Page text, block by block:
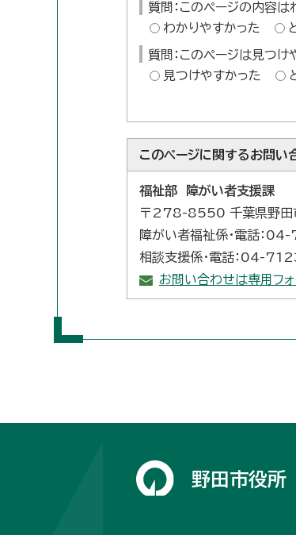
質問：このページの内容
わかりやすかった
質問：このページは見つけ
見つけやすかった
このページに関するお問い
福祉部 障がい者支援課
〒278-8550 千葉県野田
障がい者福祉係・電話：
相談支援係・電話：04-
お問い合わせは専用フ
野田市役所